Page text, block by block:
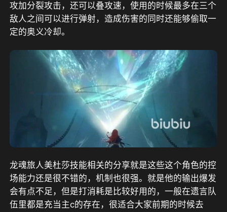
攻加分裂攻击，还可以叠攻速，使用的时候最多在三个
敌人之间可以进行弹射，造成伤害的同时还能够偷取一
定的奥义冷却。
龙魂旅人美杜莎技能相关的分享就是这些这个角色的控
场能力还是很不错的，机制也很强。就是他的输出爆发
会有点不足，但是打消耗是比较好用的，一般在遗言队
伍里都是充当主c的存在，很适合大家前期的时候去